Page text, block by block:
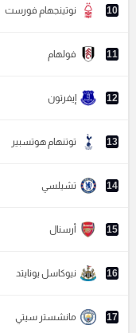
10 نوتينجهام فورست
11 فولهام
12 إيفرتون
13 توتنهام هوتسبير
14 تشيلسي
15 أرسنال
16 نيوكاسل يونايتد
17 مانشستر سيتي